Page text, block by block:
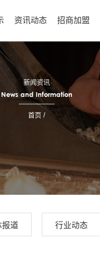
资讯动态 招商加盟
新闻资讯
News and Information
首页 /
报道 行业动态